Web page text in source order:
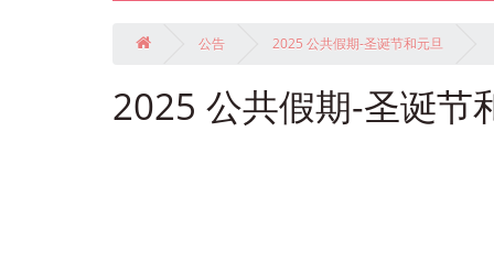
公告 2025 公共假期-圣诞节和元旦
2025 公共假期-圣诞节